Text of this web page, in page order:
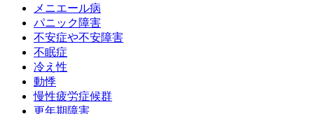
メニエール病
パニック障害
不安症や不安障害
不眠症
冷え性
動悸
慢性疲労症候群
更年期障害